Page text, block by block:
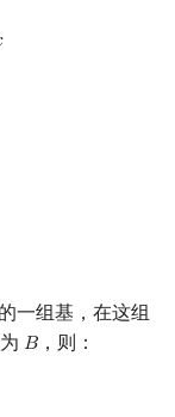
的一组基，在这组
𝐵
B，则：